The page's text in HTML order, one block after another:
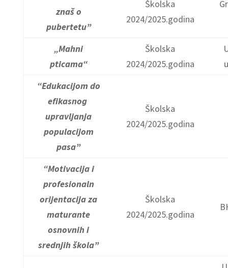
znaš o
pubertetu”
Školska
2024/2025.godina
„Mahni
pticama“
Školska
2024/2025.godina
“Edukacijom do
efikasnog
upravljanja
populacijom
pasa”
Školska
2024/2025.godina
“Motivacija i
profesionaln
orijentacija za
maturante
osnovnih i
srednjih škola”
Školska
2024/2025.godina